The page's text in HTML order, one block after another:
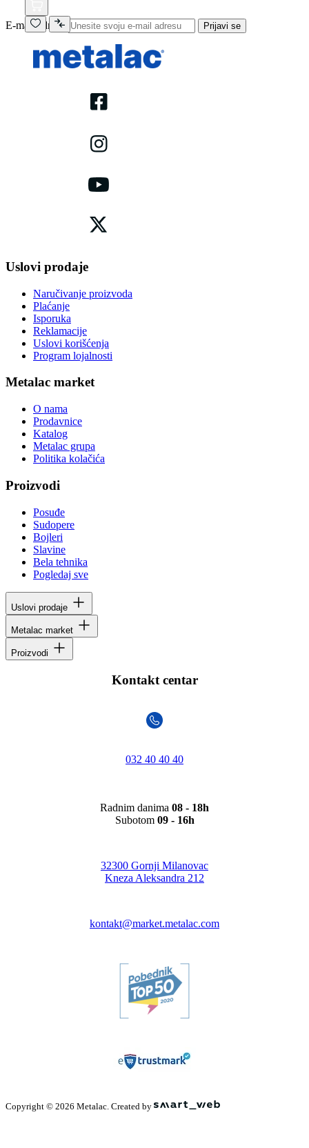
E-mail adresa Prijavi se
Uslovi prodaje
Naručivanje proizvoda
Plaćanje
Isporuka
Reklamacije
Uslovi korišćenja
Program lojalnosti
Metalac market
O nama
Prodavnice
Katalog
Metalac grupa
Politika kolačića
Proizvodi
Posuđe
Sudopere
Bojleri
Slavine
Bela tehnika
Pogledaj sve
Uslovi prodaje
Metalac market
Proizvodi
Kontakt centar
032 40 40 40
Radnim danima 08 - 18h
Subotom 09 - 16h
32300 Gornji Milanovac
Kneza Aleksandra 212
kontakt@market.metalac.com
Copyright © 2026 Metalac. Created by